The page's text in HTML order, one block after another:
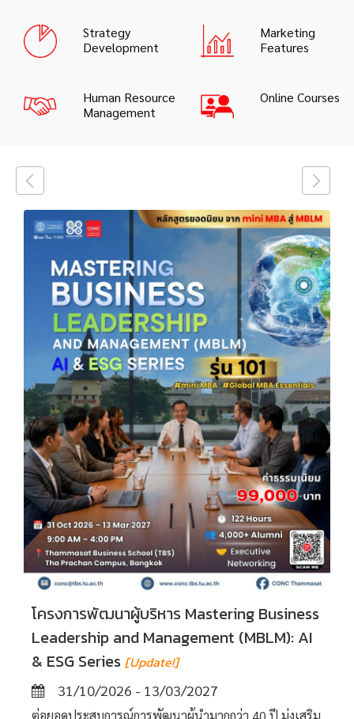
Strategy
Development
Marketing
Features
Human Resource
Management
Online Courses
โครงการพัฒนาผู้บริหาร Mastering Business
Leadership and Management (MBLM): AI
& ESG Series [Update!]
31/10/2026 - 13/03/2027
ต่อยอดประสบการณ์การพัฒนาผู้นำมากกว่า 40 ปี มุ่งเสริม